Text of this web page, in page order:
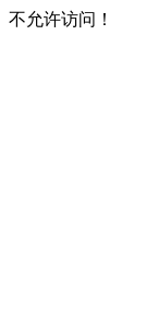
不允许访问！